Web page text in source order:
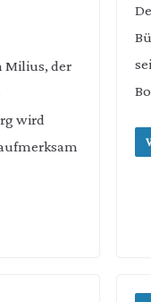
Milius, der
wird